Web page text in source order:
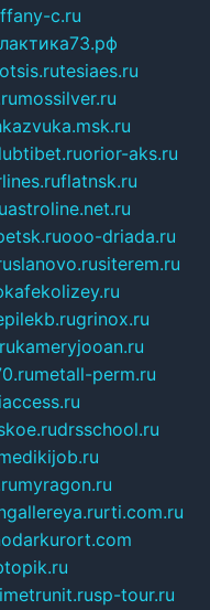
c.ru
tesiaes.ru
mossilver.ru
orior-aks.ru
flatnsk.ru
astroline.net.ru
ooo-driada.ru
siterem.ru
kafekolizey.ru
grinox.ru
kameryjooan.ru
metall-perm.ru
drsschool.ru
myragon.ru
rti.com.ru
sp-tour.ru